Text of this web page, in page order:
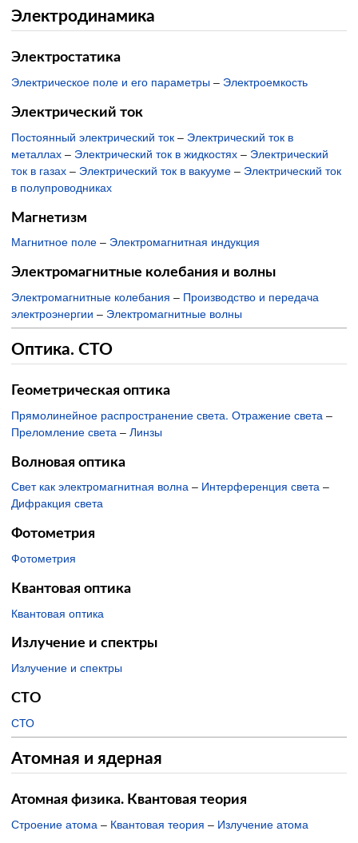
Электродинамика
Электростатика
Электрическое поле и его параметры – Электроемкость
Электрический ток
Постоянный электрический ток – Электрический ток в
металлах – Электрический ток в жидкостях – Электрический
ток в газах – Электрический ток в вакууме – Электрический ток
в полупроводниках
Магнетизм
Магнитное поле – Электромагнитная индукция
Электромагнитные колебания и волны
Электромагнитные колебания – Производство и передача
электроэнергии – Электромагнитные волны
Оптика. СТО
Геометрическая оптика
Прямолинейное распространение света. Отражение света –
Преломление света – Линзы
Волновая оптика
Свет как электромагнитная волна – Интерференция света –
Дифракция света
Фотометрия
Фотометрия
Квантовая оптика
Квантовая оптика
Излучение и спектры
Излучение и спектры
СТО
СТО
Атомная и ядерная
Атомная физика. Квантовая теория
Строение атома – Квантовая теория – Излучение атома